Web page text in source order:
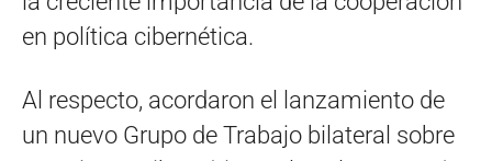
en política cibernética.
Al respecto, acordaron el lanzamiento de
un nuevo Grupo de Trabajo bilateral sobre